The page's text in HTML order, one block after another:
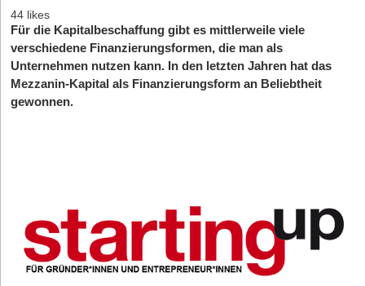
44 likes
Für die Kapitalbeschaffung gibt es mittlerweile viele
verschiedene Finanzierungsformen, die man als
Unternehmen nutzen kann. In den letzten Jahren hat das
Mezzanin-Kapital als Finanzierungsform an Beliebtheit
gewonnen.